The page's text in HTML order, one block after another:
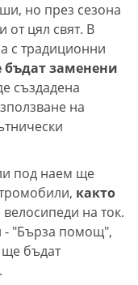
но през сезона
от цял свят. В
с традиционни
бъдат заменени
създадена
на
под наем ще
както
велосипеди на ток.
- "Бърза помощ",
бъдат